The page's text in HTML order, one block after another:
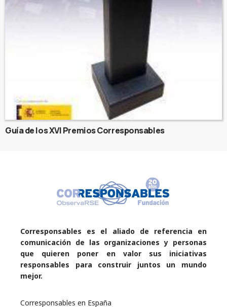
Guía de los XVI Premios Corresponsables
Corresponsables es el aliado de referencia en
comunicación de las organizaciones y personas
que quieren poner en valor sus iniciativas
responsables para construir juntos un mundo
mejor.
Corresponsables en España